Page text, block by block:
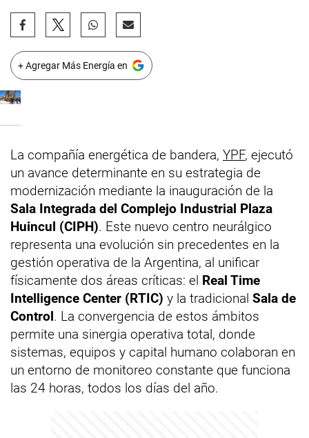
+ Agregar Más Energía en
La compañía energética de bandera, YPF, ejecutó
un avance determinante en su estrategia de
modernización mediante la inauguración de la
Sala Integrada del Complejo Industrial Plaza
Huincul (CIPH). Este nuevo centro neurálgico
representa una evolución sin precedentes en la
gestión operativa de la Argentina, al unificar
físicamente dos áreas críticas: el Real Time
Intelligence Center (RTIC) y la tradicional Sala de
Control. La convergencia de estos ámbitos
permite una sinergia operativa total, donde
sistemas, equipos y capital humano colaboran en
un entorno de monitoreo constante que funciona
las 24 horas, todos los días del año.